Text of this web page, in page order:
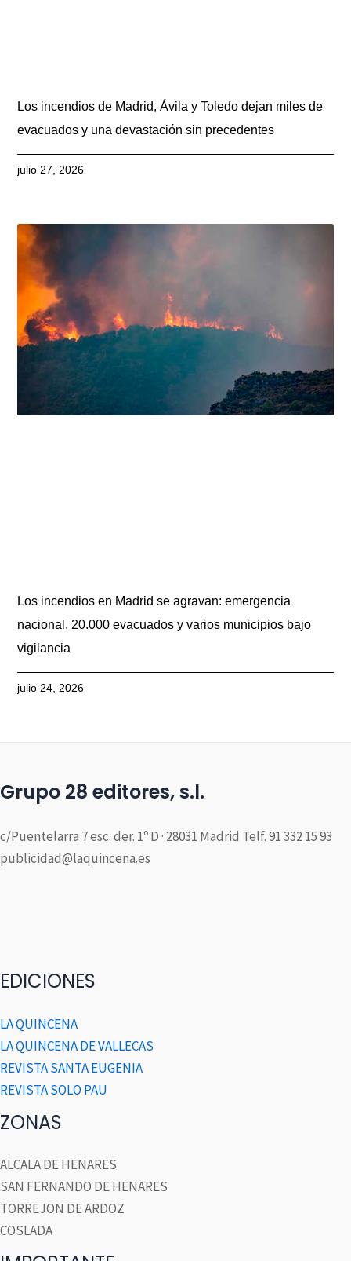
Los incendios de Madrid, Ávila y Toledo dejan miles de
evacuados y una devastación sin precedentes
julio 27, 2026
Los incendios en Madrid se agravan: emergencia
nacional, 20.000 evacuados y varios municipios bajo
vigilancia
julio 24, 2026
Grupo 28 editores, s.l.
c/Puentelarra 7 esc. der. 1º D · 28031 Madrid Telf. 91 332 15 93
publicidad@laquincena.es
EDICIONES
LA QUINCENA
LA QUINCENA DE VALLECAS
REVISTA SANTA EUGENIA
REVISTA SOLO PAU
ZONAS
ALCALA DE HENARES
SAN FERNANDO DE HENARES
TORREJON DE ARDOZ
COSLADA